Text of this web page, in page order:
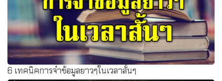
6 เทคนิคการจำข้อมูลยาวๆในเวลาสั้นๆ